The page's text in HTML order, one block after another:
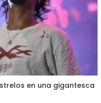
en una gigantesca